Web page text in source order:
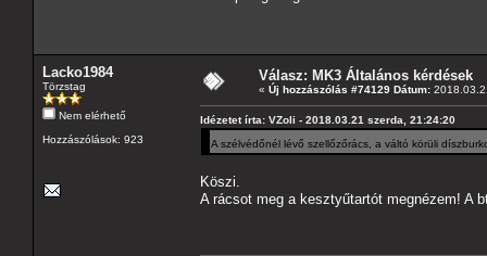
Lacko1984
Törzstag
Nem elérhető
Hozzászólások: 923
Válasz: MK3 Általános kérdések
« Új hozzászólás #74129 Dátum:
Idézetet írta: VZoli - 2018.03.21 szerda, 21:24:20
A szélvédőnél lévő szellőzőrács, a váltó körüli
Köszi.
A rácsot meg a kesztyűtartót megnézem! A